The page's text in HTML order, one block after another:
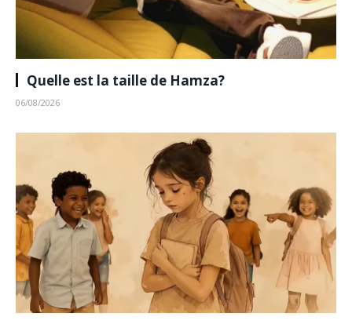
Quelle est la taille de Hamza?
06/08/2026